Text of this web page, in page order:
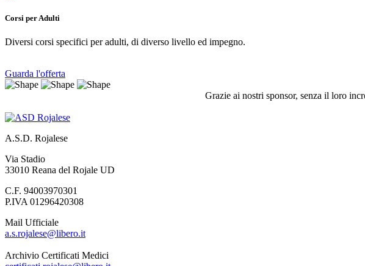
Corsi per Adulti
Diversi corsi specifici per adulti, di diverso livello ed impegno.
Guarda l'offerta
Grazie ai nostri sponsor, senza il loro
A.S.D. Rojalese
Via Stadio
33010 Reana del Rojale UD
C.F. 94003970301
P.IVA 01296420308
Mail Ufficiale
a.s.rojalese@libero.it
Archivio Certificati Medici